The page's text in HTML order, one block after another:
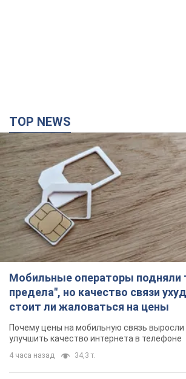
TOP NEWS
Мобильные операторы подняли
предела", но качество связи
стоит ли жаловаться на цены
Почему цены на мобильную связь выросли
улучшить качество интернета в телефоне
4 часа назад 34,3 т.